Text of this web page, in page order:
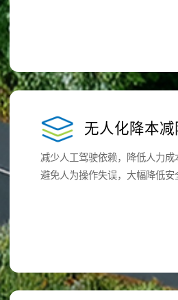
无人化降本减
减少人工驾驶依赖，降低人力
避免人为操作失误，大幅降低安